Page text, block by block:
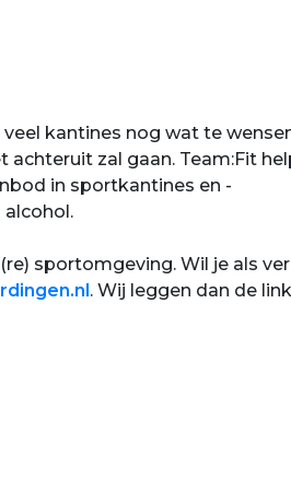
kantines nog wat te
zal gaan. Team:Fit
in sportkantines en -
sportomgeving. Wil je als
. Wij leggen dan de